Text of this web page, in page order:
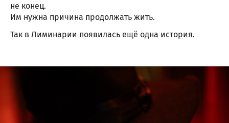
не конец.
Им нужна причина продолжать жить.
Так в Лиминарии появилась ещё одна история.